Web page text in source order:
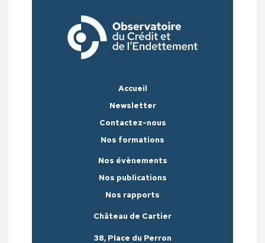
Accueil
Newsletter
Contactez-nous
Nos formations
Nos évènements
Nos publications
Nos rapports
Château de Cartier
38, Place du Perron